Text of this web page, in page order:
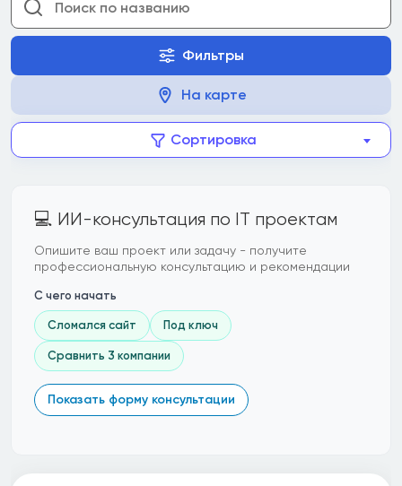
Фильтры
На карте
Сортировка
💻 ИИ-консультация по IT проектам
Опишите ваш проект или задачу - получите
профессиональную консультацию и рекомендации
С чего начать
Сломался сайт Под ключ
Сравнить 3 компании
Показать форму консультации